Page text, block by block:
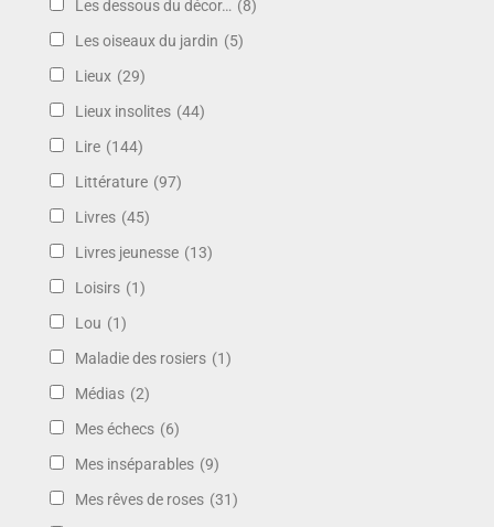
Les dessous du décor… (8)
Les oiseaux du jardin (5)
Lieux (29)
Lieux insolites (44)
Lire (144)
Littérature (97)
Livres (45)
Livres jeunesse (13)
Loisirs (1)
Lou (1)
Maladie des rosiers (1)
Médias (2)
Mes échecs (6)
Mes inséparables (9)
Mes rêves de roses (31)